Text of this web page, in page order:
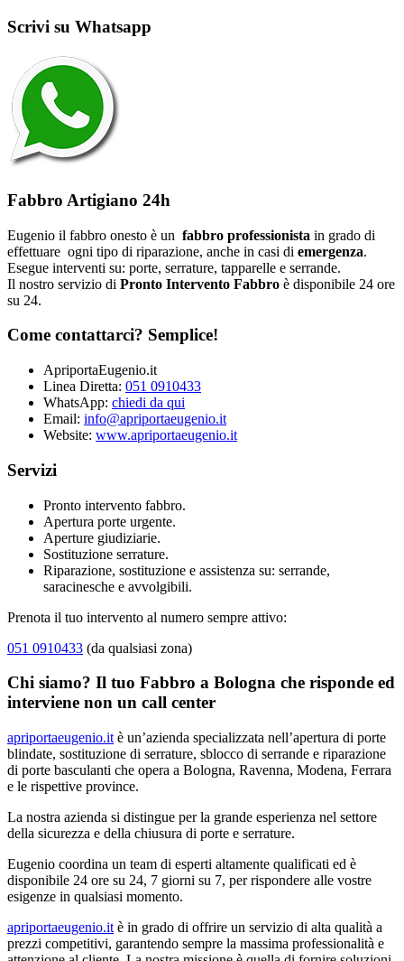
Scrivi su Whatsapp
Fabbro Artigiano 24h
Eugenio il fabbro onesto è un fabbro professionista in grado di
effettuare ogni tipo di riparazione, anche in casi di emergenza.
Esegue interventi su: porte, serrature, tapparelle e serrande.
Il nostro servizio di Pronto Intervento Fabbro è disponibile 24 ore
su 24.
Come contattarci? Semplice!
ApriportaEugenio.it
Linea Diretta: 051 0910433
WhatsApp: chiedi da qui
Email: info@apriportaeugenio.it
Website: www.apriportaeugenio.it
Servizi
Pronto intervento fabbro.
Apertura porte urgente.
Aperture giudiziarie.
Sostituzione serrature.
Riparazione, sostituzione e assistenza su: serrande,
saracinesche e avvolgibili.
Prenota il tuo intervento al numero sempre attivo:
051 0910433 (da qualsiasi zona)
Chi siamo? Il tuo Fabbro a Bologna che risponde ed
interviene non un call center
apriportaeugenio.it è un’azienda specializzata nell’apertura di porte
blindate, sostituzione di serrature, sblocco di serrande e riparazione
di porte basculanti che opera a Bologna, Ravenna, Modena, Ferrara
e le rispettive province.
La nostra azienda si distingue per la grande esperienza nel settore
della sicurezza e della chiusura di porte e serrature.
Eugenio coordina un team di esperti altamente qualificati ed è
disponibile 24 ore su 24, 7 giorni su 7, per rispondere alle vostre
esigenze in qualsiasi momento.
apriportaeugenio.it è in grado di offrire un servizio di alta qualità a
prezzi competitivi, garantendo sempre la massima professionalità e